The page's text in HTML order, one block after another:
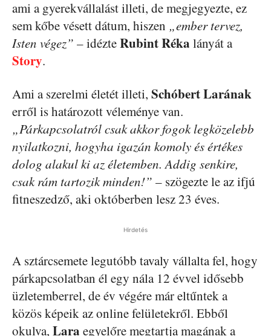
ami a gyerekvállalást illeti, de megjegyezte, ez
sem kőbe vésett dátum, hiszen „ember tervez,
Isten végez” – idézteRubint Réka lányát a
Story.
Ami a szerelmi életét illeti, Schóbert Larának
erről is határozott véleménye van.
„Párkapcsolatról csak akkor fogok legközelebb
nyilatkozni, hogyha igazán komoly és értékes
dolog alakul ki az életemben. Addig senkire,
csak rám tartozik minden!” – szögezte le az ifjú
fitneszedző, aki októberben lesz 23 éves.
Hirdetés
A sztárcsemete legutóbb tavaly vállalta fel, hogy
párkapcsolatban él egy nála 12 évvel idősebb
üzletemberrel, de év végére már eltűntek a
közös képeik az online felületekről. Ebből
okulva, Lara egyelőre megtartja magának a